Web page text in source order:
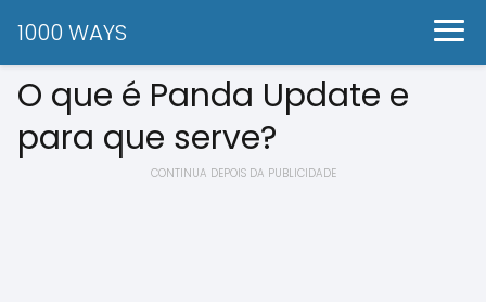
1000 WAYS
O que é Panda Update e
para que serve?
CONTINUA DEPOIS DA PUBLICIDADE